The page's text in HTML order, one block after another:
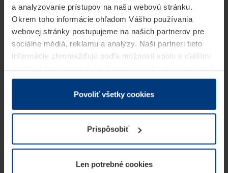
a analyzovanie prístupov na našu webovú stránku.
Okrem toho informácie ohľadom Vášho používania
webovej stránky postupujeme na našich partnerov pre
sociálne médiá, reklamu a analýzy. Naši partneri tieto
informácie zhromažďujú podľa možnosti spolu s ďalšími
v rámci Vášho využívania služieb.
Z právneho hľadiska môžeme cookies ukladať na Vašom
prevádzku tejto stránky. Pre všetky ostatné typy cookie
potrebujeme Vaše povolenie. Vaše povolenie môžete
kedykoľvek zmeniť alebo odvolať vo vysvetlení cookie
našej webovej stránky.
Povoliť všetky cookies
Prispôsobiť
Len potrebné cookies